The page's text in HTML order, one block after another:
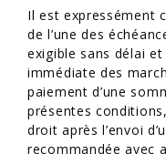
Il est expressément
de l’une des
exigible sans délai
immédiate des
paiement d’une
présentes
droit après l’envoi
recommandée avec